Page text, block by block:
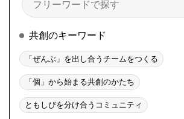
索
共創のキーワード
「ぜんぶ」を出し合うチームをつくる
「個」から始まる共創のかたち
ともしびを分け合うコミュニティ